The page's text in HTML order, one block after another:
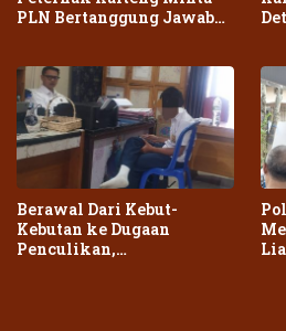
PLN Bertanggung Jawab
Berawal Dari Kebut-
Kebutan ke Dugaan
Penculikan,